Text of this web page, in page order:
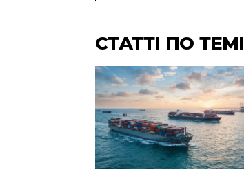
СТАТТІ ПО ТЕМІ